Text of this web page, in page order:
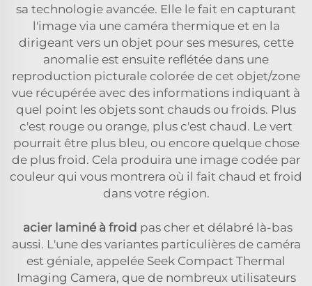
sa technologie avancée. Elle le fait en capturant
l'image via une caméra thermique et en la
dirigeant vers un objet pour ses mesures, cette
anomalie est ensuite reflétée dans une
reproduction picturale colorée de cet objet/zone
vue récupérée avec des informations indiquant à
quel point les objets sont chauds ou froids. Plus
c'est rouge ou orange, plus c'est chaud. Le vert
pourrait être plus bleu, ou encore quelque chose
de plus froid. Cela produira une image codée par
couleur qui vous montrera où il fait chaud et froid
dans votre région.
acier laminé à froid pas cher et délabré là-bas
aussi. L'une des variantes particulières de caméra
est géniale, appelée Seek Compact Thermal
Imaging Camera, que de nombreux utilisateurs